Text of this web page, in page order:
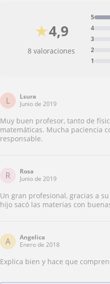
4,9
★
8 valoraciones
1
2
3
4
5
L
Lsura
Junio de 2019
Muy buen profesor, tanto de
matemáticas. Mucha paciencia
responsable.
R
Rosa
Junio de 2019
Un gran profesional, gracias a
hijo sacó las materias con
A
Angelica
Enero de 2018
Explica bien y hace que